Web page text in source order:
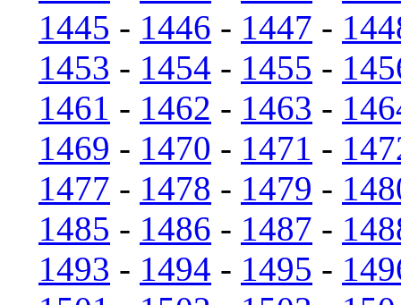
1445 - 1446 - 1447 -
1453 - 1454 - 1455 -
1461 - 1462 - 1463 -
1469 - 1470 - 1471 -
1477 - 1478 - 1479 -
1485 - 1486 - 1487 -
1493 - 1494 - 1495 -